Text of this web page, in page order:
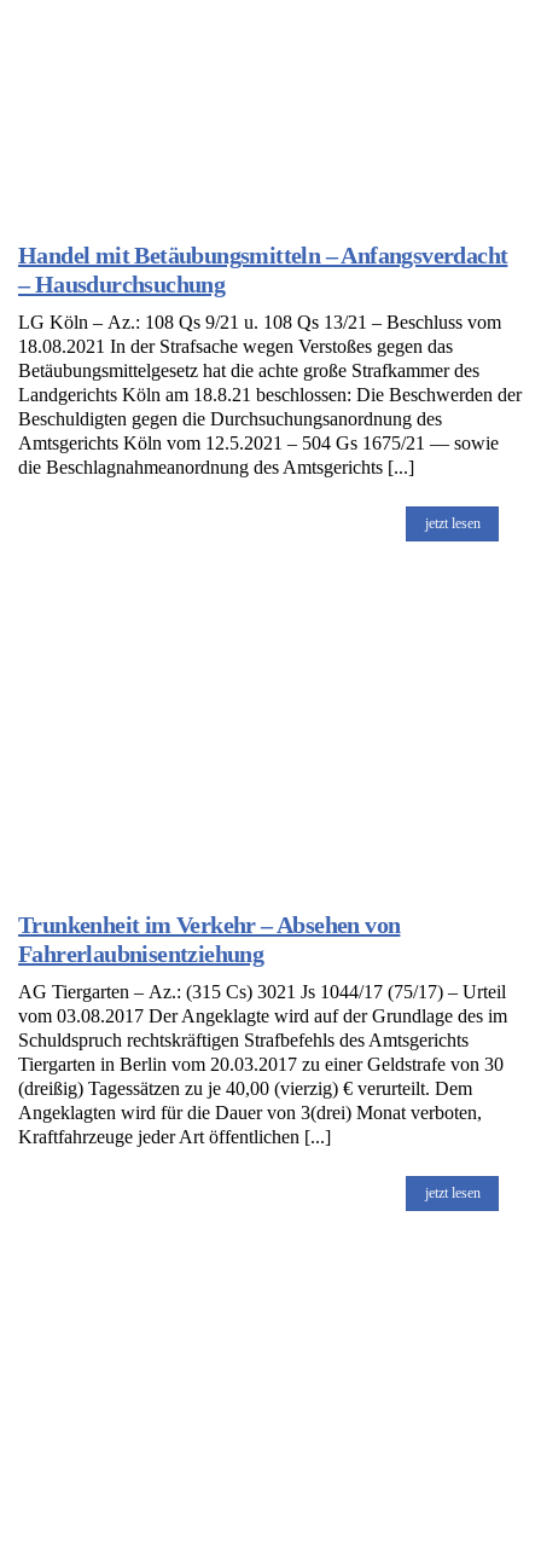
Handel mit Betäubungsmitteln – Anfangsverdacht
– Hausdurchsuchung
LG Köln – Az.: 108 Qs 9/21 u. 108 Qs 13/21 – Beschluss vom
18.08.2021 In der Strafsache wegen Verstoßes gegen das
Betäubungsmittelgesetz hat die achte große Strafkammer des
Landgerichts Köln am 18.8.21 beschlossen: Die Beschwerden der
Beschuldigten gegen die Durchsuchungsanordnung des
Amtsgerichts Köln vom 12.5.2021 – 504 Gs 1675/21 — sowie
die Beschlagnahmeanordnung des Amtsgerichts [...]
jetzt lesen
Trunkenheit im Verkehr – Absehen von
Fahrerlaubnisentziehung
AG Tiergarten – Az.: (315 Cs) 3021 Js 1044/17 (75/17) – Urteil
vom 03.08.2017 Der Angeklagte wird auf der Grundlage des im
Schuldspruch rechtskräftigen Strafbefehls des Amtsgerichts
Tiergarten in Berlin vom 20.03.2017 zu einer Geldstrafe von 30
(dreißig) Tagessätzen zu je 40,00 (vierzig) € verurteilt. Dem
Angeklagten wird für die Dauer von 3(drei) Monat verboten,
Kraftfahrzeuge jeder Art öffentlichen [...]
jetzt lesen